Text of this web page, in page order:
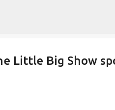
Little Big Show